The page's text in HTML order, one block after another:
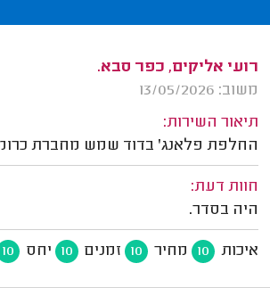
רועי אליקים, כפר סבא.
משוב: 13/05/2026
תיאור השירות:
החלפת פלאנג' בדוד שמש מחברת
חוות דעת:
היה בסדר.
איכות 10 מחיר 10 זמנים 10 יחס 10